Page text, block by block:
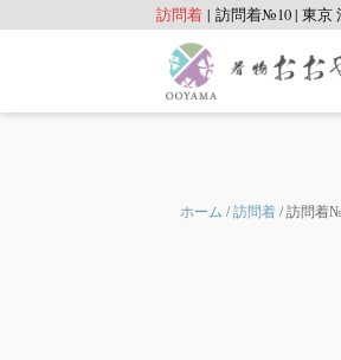
訪問着 | 訪問着№10| 東京
ホーム /訪問着 / 訪問着